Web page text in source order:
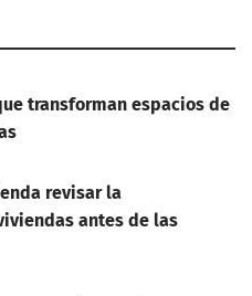
transforman espacios de
revisar la
antes de las